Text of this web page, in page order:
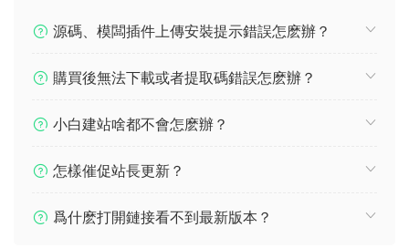
源碼、模闆插件上傳安裝提示錯誤怎麽辦？
購買後無法下載或者提取碼錯誤怎麽辦？
小白建站啥都不會怎麽辦？
怎樣催促站長更新？
爲什麽打開鏈接看不到最新版本？